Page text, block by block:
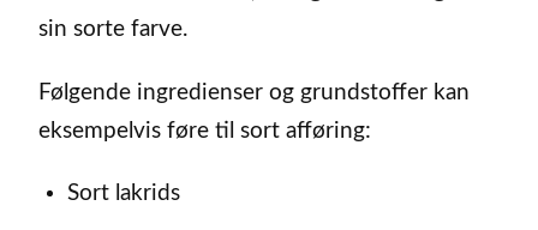
sin sorte farve.
Følgende ingredienser og grundstoffer kan
eksempelvis føre til sort afføring:
Sort lakrids